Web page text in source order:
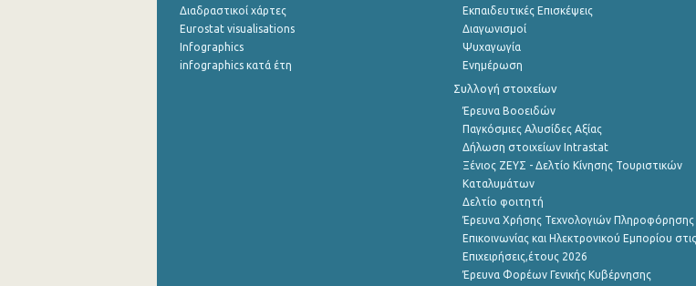
Διαδραστικοί χάρτες
Eurostat visualisations
Infographics
infographics κατά έτη
Εκπαιδευτικές Επισκέψεις
Διαγωνισμοί
Ψυχαγωγία
Ενημέρωση
Συλλογή στοιχείων
Έρευνα Βοοειδών
Παγκόσμιες Αλυσίδες Αξίας
Δήλωση στοιχείων Intrastat
Ξένιος ΖΕΥΣ - Δελτίο Κίνησης Τουριστικών
Καταλυμάτων
Δελτίο φοιτητή
Έρευνα Χρήσης Τεχνολογιών Πληροφόρησης
Επικοινωνίας και Ηλεκτρονικού Εμπορίου στις
Επιχειρήσεις,έτους 2026
Έρευνα Φορέων Γενικής Κυβέρνησης